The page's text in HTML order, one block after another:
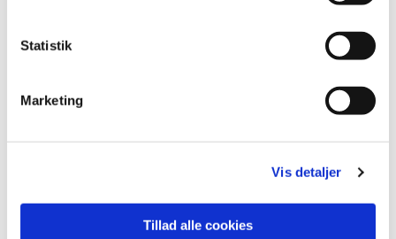
Statistik
Marketing
Vis detaljer
Tillad alle cookies
Du vil måske også kunne